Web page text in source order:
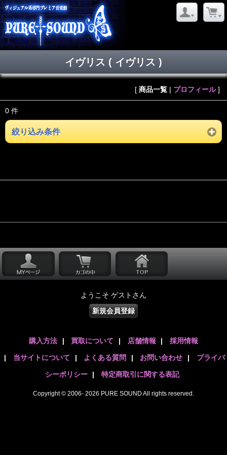
イヴリス ( イヴリス )
[ 商品一覧 | プロフィール]
0 件
絞り込み条件
ようこそ ゲストさん
新規会員登録
購入方法 | 買取について | 店舗情報 | 採用情報
| 当サイトについて | よくある質問 | お問い合わせ | プライバ
シーポリシー | 特定商取引に関する表記
Copyright © 2006- 2026 PURE SOUND All rights reserved.